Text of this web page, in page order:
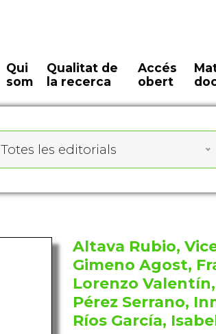
Qui
som
Qualitat de
la recerca
Accés
obert
Totes les editorials
Altava Rubio,
Gimeno Agost,
Lorenzo
Pérez Serrano,
Ríos García,